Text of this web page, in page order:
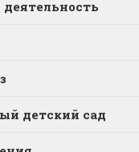
детский сад